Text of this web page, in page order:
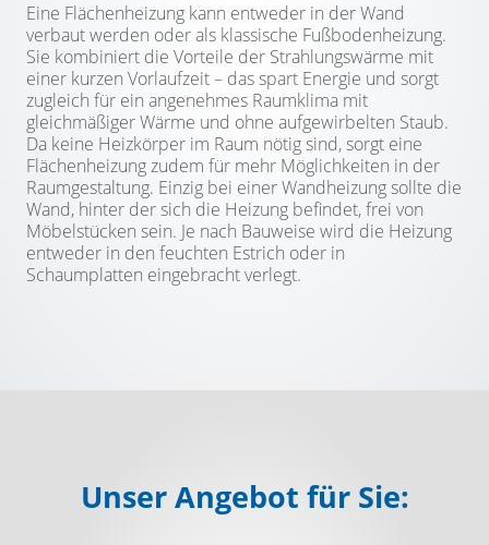
Eine Flächenheizung kann entweder in der Wand
verbaut werden oder als klassische Fußbodenheizung.
Sie kombiniert die Vorteile der Strahlungswärme mit
einer kurzen Vorlaufzeit – das spart Energie und sorgt
zugleich für ein angenehmes Raumklima mit
gleichmäßiger Wärme und ohne aufgewirbelten Staub.
Da keine Heizkörper im Raum nötig sind, sorgt eine
Flächenheizung zudem für mehr Möglichkeiten in der
Raumgestaltung. Einzig bei einer Wandheizung sollte die
Wand, hinter der sich die Heizung befindet, frei von
Möbelstücken sein. Je nach Bauweise wird die Heizung
entweder in den feuchten Estrich oder in
Schaumplatten eingebracht verlegt.
Unser Angebot für Sie: